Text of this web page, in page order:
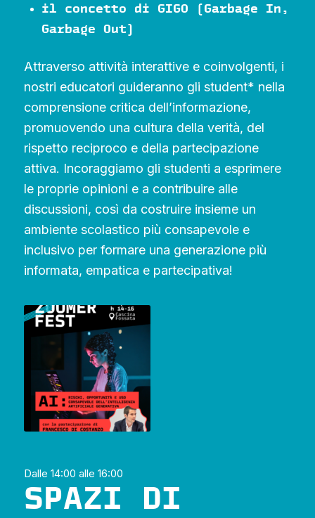
il concetto di GIGO (Garbage In,
Garbage Out)
Attraverso attività interattive e coinvolgenti, i
nostri educatori guideranno gli student* nella
comprensione critica dell’informazione,
promuovendo una cultura della verità, del
rispetto reciproco e della partecipazione
attiva. Incoraggiamo gli studenti a esprimere
le proprie opinioni e a contribuire alle
discussioni, così da costruire insieme un
ambiente scolastico più consapevole e
inclusivo per formare una generazione più
informata, empatica e partecipativa!
Dalle 14:00 alle 16:00
SPAZI DI